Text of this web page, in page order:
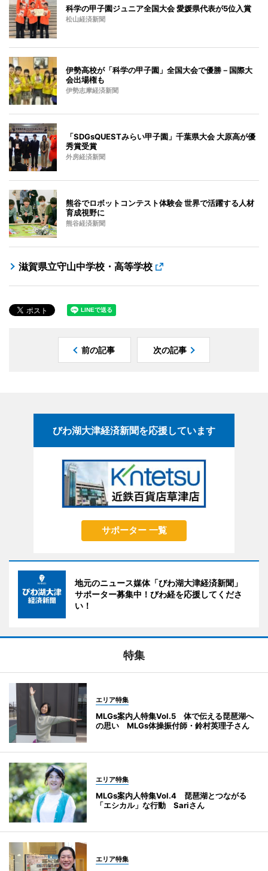
科学の甲子園ジュニア全国大会 愛媛県代表が5位入賞
松山経済新聞
伊勢高校が「科学の甲子園」全国大会で優勝－国際大
会出場権も
伊勢志摩経済新聞
「SDGsQUESTみらい甲子園」千葉県大会 大原高が優
秀賞受賞
外房経済新聞
熊谷でロボットコンテスト体験会 世界で活躍する人材
育成視野に
熊谷経済新聞
滋賀県立守山中学校・高等学校
前の記事 次の記事
びわ湖大津経済新聞を応援しています
サポーター 一覧
地元のニュース媒体「びわ湖大津経済新聞」
サポーター募集中！びわ経を応援してくださ
い！
特集
エリア特集
MLGs案内人特集Vol.5 体で伝える琵琶湖へ
の思い MLGs体操振付師・鈴村英理子さん
エリア特集
MLGs案内人特集Vol.4 琵琶湖とつながる
「エシカル」な行動 Sariさん
エリア特集